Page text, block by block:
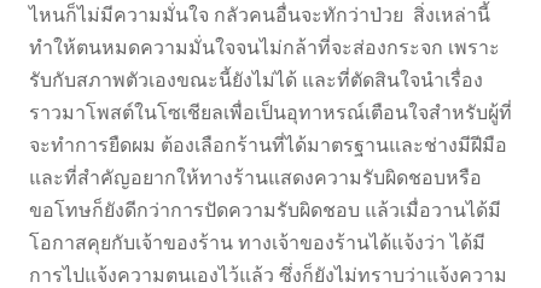
ไหนก็ไม่มีความมั่นใจ กลัวคนอื่นจะทักว่าป่วย สิ่งเหล่านี้
ทำให้ตนหมดความมั่นใจจนไม่กล้าที่จะส่องกระจก เพราะ
รับกับสภาพตัวเองขณะนี้ยังไม่ได้ และที่ตัดสินใจนำเรื่อง
ราวมาโพสต์ในโซเชียลเพื่อเป็นอุทาหรณ์เตือนใจสำหรับผู้ที่
จะทำการยืดผม ต้องเลือกร้านที่ได้มาตรฐานและช่างมีฝีมือ
และที่สำคัญอยากให้ทางร้านแสดงความรับผิดชอบหรือ
ขอโทษก็ยังดีกว่าการปัดความรับผิดชอบ แล้วเมื่อวานได้มี
โอกาสคุยกับเจ้าของร้าน ทางเจ้าของร้านได้แจ้งว่า ได้มี
การไปแจ้งความตนเองไว้แล้ว ซึ่งก็ยังไม่ทราบว่าแจ้งความ